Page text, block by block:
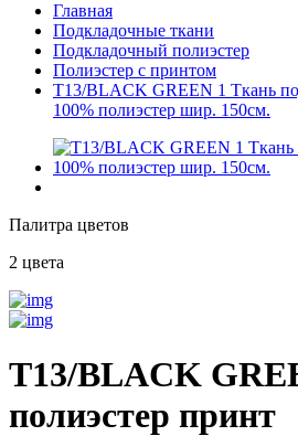
Главная
Подкладочные ткани
Подкладочный полиэстер
Полиэстер с принтом
T13/BLACK GREEN 1 Ткань
100% полиэстер шир. 150см.
Палитра цветов
2 цвета
T13/BLACK
полиэстер принт